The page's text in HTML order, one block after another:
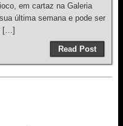
em cartaz na Galeria
última semana e pode ser
[…]
Read Post